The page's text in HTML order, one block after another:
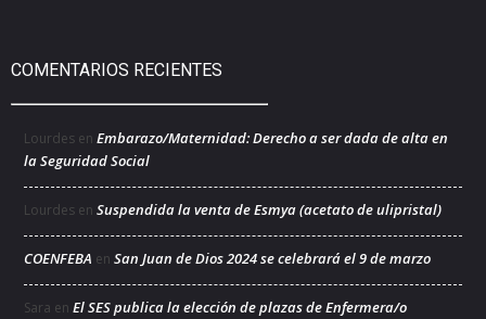
COMENTARIOS RECIENTES
Lourdes en Embarazo/Maternidad: Derecho a ser dada de alta en
la Seguridad Social
Lourdes en Suspendida la venta de Esmya (acetato de ulipristal)
COENFEBA en San Juan de Dios 2024 se celebrará el 9 de marzo
Sara en El SES publica la elección de plazas de Enfermera/o